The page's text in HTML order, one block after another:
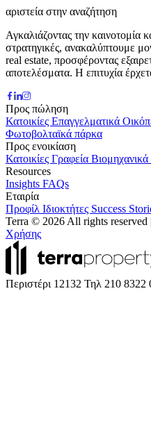
αριστεία στην αναζήτηση
Αγκαλιάζοντας την καινοτομία
στρατηγικές, ανακαλύπτουμε
real estate, προσφέροντας
αποτελέσματα. Η επιτυχία
Προς πώληση
Κατοικίες Επαγγελματικά
Φωτοβολταϊκά πάρκα
Προς ενοικίαση
Κατοικίες Γραφεία Βιομηχανικά
Resources
Insights FAQs
Εταιρία
Προφίλ Ιδιοκτήτες Success
Terra © 2026 All rights reserved
Χρήσης
Περιστέρι 12132 Τηλ 210 8322